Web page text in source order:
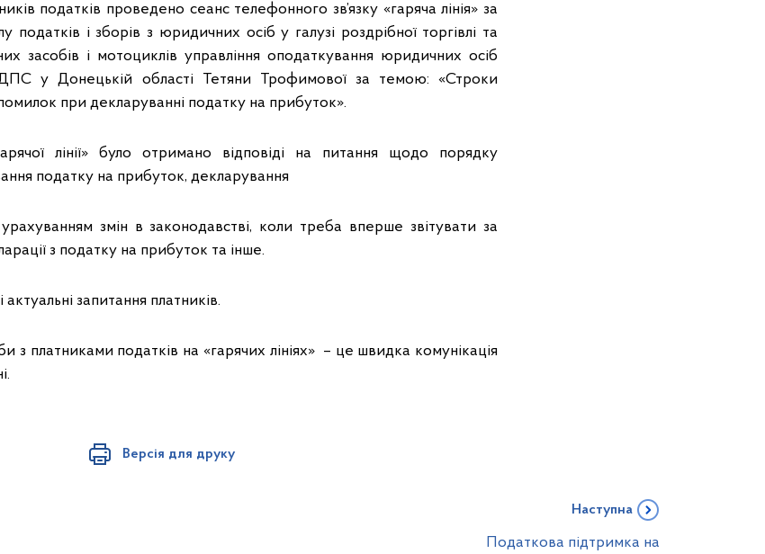
податків проведено сеанс телефонного зв’язку «гаряча лінія» за
податків і зборів з юридичних осіб у галузі роздрібної торгівлі та
засобів і мотоциклів управління оподаткування юридичних осіб
ДПС у Донецькій області Тетяни Трофимової за темою: «Строки
при декларуванні податку на прибуток».
лінії» було отримано відповіді на питання щодо порядку
податку на прибуток, декларування
змін в законодавстві, коли треба вперше звітувати за
з податку на прибуток та інше.
запитання платників.
з платниками податків на «гарячих лініях» – це швидка комунікація
Версія для друку
Наступна
Податкова підтримка на